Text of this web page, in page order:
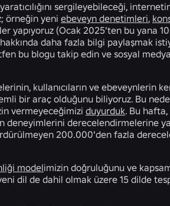
sergileyebileceği,
örneğin yeni ebeveyn denetimleri,
yapıyoruz (Ocak 2025'ten bu yana
daha fazla bilgi paylaşmak
bu blogu takip edin ve sosyal medya
kullanıcıların ve ebeveynlerin
bir araç olduğunu biliyoruz. Bu
vermeyeceğimizi duyurduk. Bu
derecelendirmelerine
200.000'den fazla
modelimizin doğruluğunu ve
dil de dahil olmak üzere 15 dilde